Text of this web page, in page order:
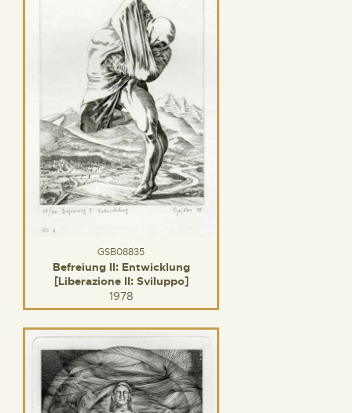
GSB08835
Befreiung II: Entwicklung
[Liberazione II: Sviluppo]
1978